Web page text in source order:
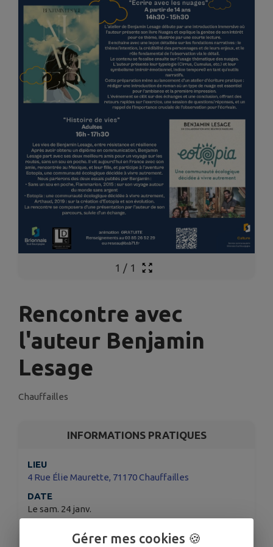
1 / 1
Rencontre avec
l'auteur Benjamin
Lesage
Chauffailles
INFORMATIONS PRATIQUES
LIEU
4 Rue Élie Maurette, 71170 Chauffailles
DATE
Le sam. 24 janv.
De 14h30 à 17h30Gérer mes cookies 🍪